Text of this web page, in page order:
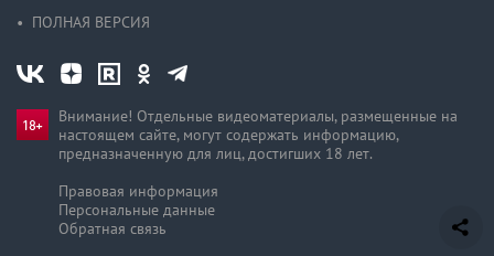
ПОЛНАЯ ВЕРСИЯ
Внимание! Отдельные видеоматериалы, размещенные на
настоящем сайте, могут содержать информацию,
предназначен­ную для лиц, достигших 18 лет.
Правовая информация
Персональные данные
Обратная связь